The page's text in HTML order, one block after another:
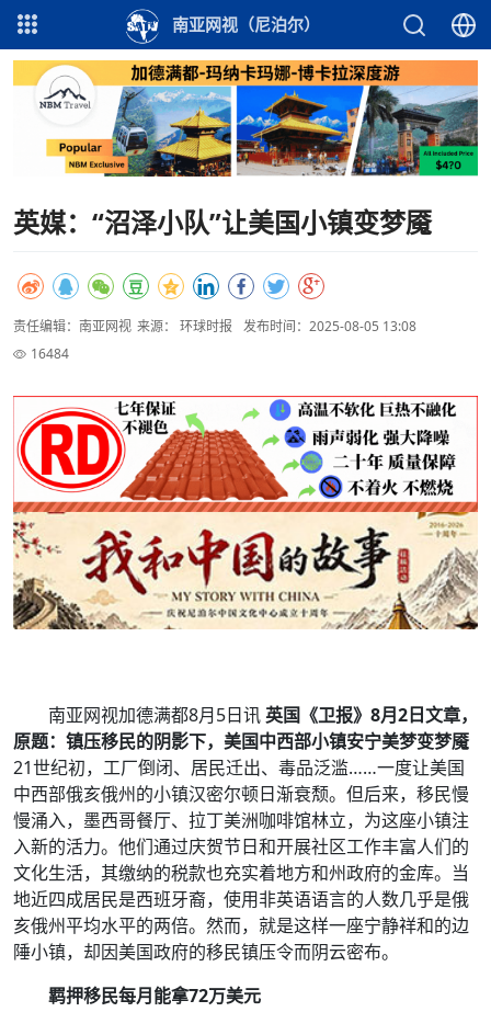
南亚网视（尼泊尔）
英媒：“沼泽小队”让美国小镇变梦魇
责任编辑：南亚网视 来源： 环球时报
发布时间：2025-08-05 13:08
16484
南亚网视加德满都8月5日讯 英国《卫报》8月2日文章，
原题：镇压移民的阴影下，美国中西部小镇安宁美梦变梦魇
21世纪初，工厂倒闭、居民迁出、毒品泛滥……一度让美国
中西部俄亥俄州的小镇汉密尔顿日渐衰颓。但后来，移民慢
慢涌入，墨西哥餐厅、拉丁美洲咖啡馆林立，为这座小镇注
入新的活力。他们通过庆贺节日和开展社区工作丰富人们的
文化生活，其缴纳的税款也充实着地方和州政府的金库。当
地近四成居民是西班牙裔，使用非英语语言的人数几乎是俄
亥俄州平均水平的两倍。然而，就是这样一座宁静祥和的边
陲小镇，却因美国政府的移民镇压令而阴云密布。
羁押移民每月能拿72万美元